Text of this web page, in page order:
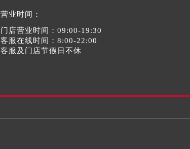
营业时间：
门店营业时间：09:00-19:30
客服在线时间：8:00-22:00
客服及门店节假日不休